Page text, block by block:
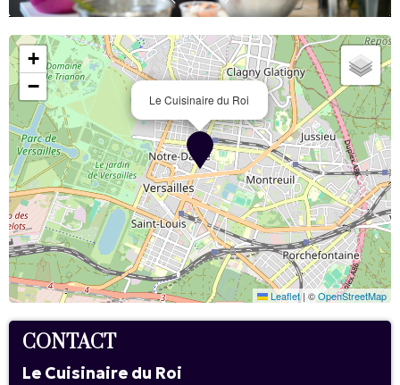
Le Cuisinaire du Roi
+
−
Leaflet | ©OpenStreetMap
CONTACT
Le Cuisinaire du Roi